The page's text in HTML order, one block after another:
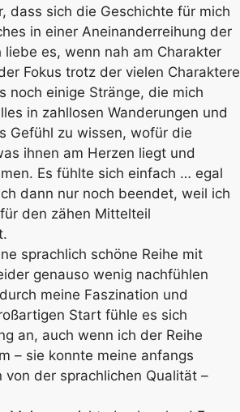
dass sich die Geschichte für mich
in einer Aneinanderreihung der
es, wenn nah am Charakter
Fokus trotz der vielen Charaktere
noch einige Stränge, die mich
in zahllosen Wanderungen und
Gefühl zu wissen, wofür die
ihnen am Herzen liegt und
Es fühlte sich einfach … egal
dann nur noch beendet, weil ich
den zähen Mittelteil
sprachlich schöne Reihe mit
genauso wenig nachfühlen
meine Faszination und
Start fühle es sich
an, auch wenn ich der Reihe
– sie konnte meine anfangs
der sprachlichen Qualität –